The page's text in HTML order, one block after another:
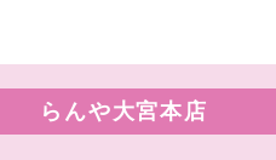
らんや大宮本店